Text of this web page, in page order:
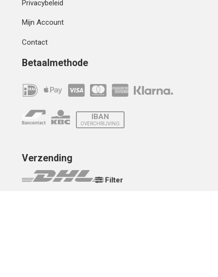
Filter
Privacybeleid
Mijn Account
Contact
Betaalmethode
IBAN
OVERCHRIJVING
Verzending